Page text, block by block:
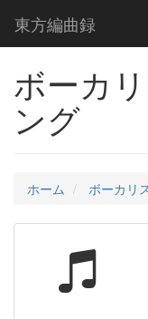
東方編曲録
ボーカ
ング
ホーム ボーカリ